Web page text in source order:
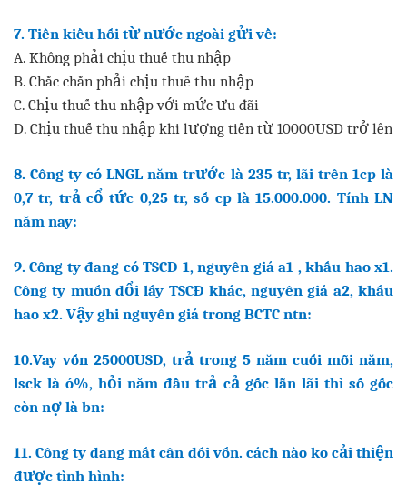
7. Tiền kiều hối từ nước ngoài gửi về:
A. Không phải chịu thuế thu nhập
B. Chắc chắn phải chịu thuế thu nhập
C. Chịu thuế thu nhập với mức ưu đãi
D. Chịu thuế thu nhập khi lượng tiền từ 10000USD trở lên
8. Công ty có LNGL năm trước là 235 tr, lãi trên 1cp là
0,7 tr, trả cổ tức 0,25 tr, số cp là 15.000.000. Tính LN
năm nay:
9. Công ty đang có TSCĐ 1, nguyên giá a1 , khấu hao x1.
Công ty muốn đổi lấy TSCĐ khác, nguyên giá a2, khấu
hao x2. Vậy ghi nguyên giá trong BCTC ntn:
10.Vay vốn 25000USD, trả trong 5 năm cuối mỗi năm,
lsck là ó%, hỏi năm đầu trả cả gốc lẫn lãi thì số gốc
còn nợ là bn:
11. Công ty đang mất cân đối vốn. cách nào ko cải thiện
được tình hình: